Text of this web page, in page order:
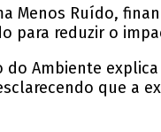
Menos Ruído,
para reduzir o
do Ambiente
que a